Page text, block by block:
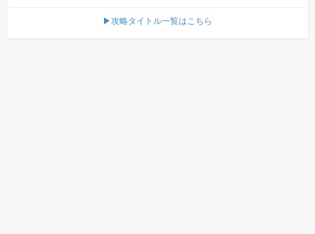
▶攻略タイトル一覧はこちら